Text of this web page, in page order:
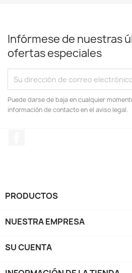
Infórmese de nuestras
ofertas especiales
Puede darse de baja en cualquier
información de contacto en el aviso legal.
PRODUCTOS
NUESTRA EMPRESA
SU CUENTA